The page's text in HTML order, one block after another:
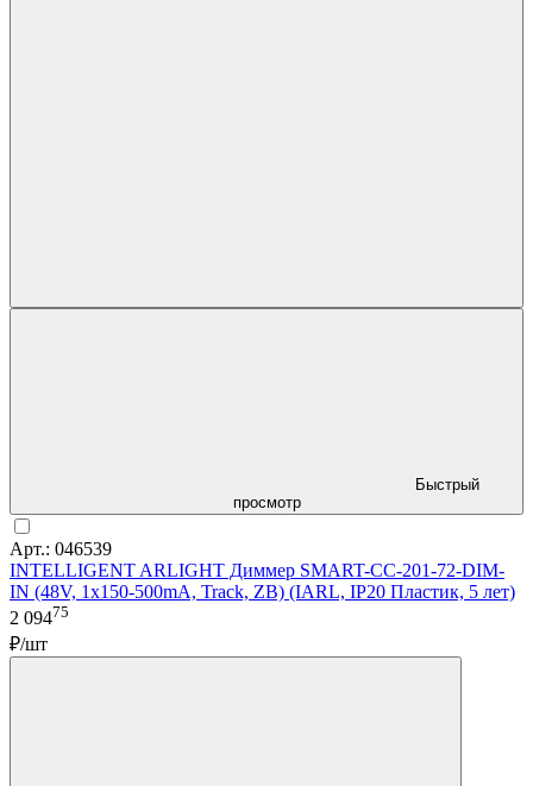
Быстрый
просмотр
Арт.: 046539
INTELLIGENT ARLIGHT Диммер SMART-CC-201-72-DIM-
IN (48V, 1x150-500mA, Track, ZB) (IARL, IP20 Пластик, 5 лет)
2 09475
₽/шт